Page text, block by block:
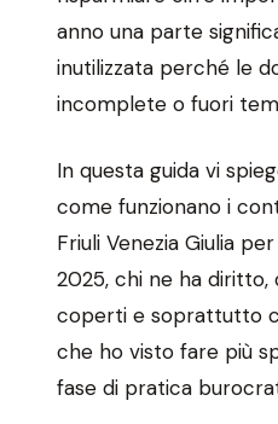
anno una parte
inutilizzata perché le
incomplete o fuori
In questa guida vi
come funzionano i
Friuli Venezia Giulia
2025, chi ne ha diritto,
coperti e soprattutto
che ho visto fare più
fase di pratica